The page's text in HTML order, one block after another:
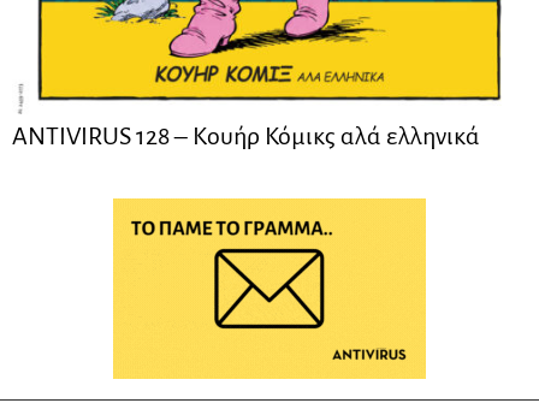
ANTIVIRUS 128 – Kουήρ Κόμικς αλά ελληνικά